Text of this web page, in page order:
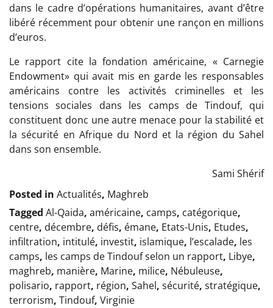
dans le cadre d’opérations humanitaires, avant d’être
libéré récemment pour obtenir une rançon en millions
d’euros.
Le rapport cite la fondation américaine, « Carnegie
Endowment» qui avait mis en garde les responsables
américains contre les activités criminelles et les
tensions sociales dans les camps de Tindouf, qui
constituent donc une autre menace pour la stabilité et
la sécurité en Afrique du Nord et la région du Sahel
dans son ensemble.
Sami Shérif
Posted in Actualités, Maghreb
Tagged Al-Qaida, américaine, camps, catégorique,
centre, décembre, défis, émane, Etats-Unis, Etudes,
infiltration, intitulé, investit, islamique, l’escalade, les
camps, les camps de Tindouf selon un rapport, Libye,
maghreb, manière, Marine, milice, Nébuleuse,
polisario, rapport, région, Sahel, sécurité, stratégique,
terrorism, Tindouf, Virginie